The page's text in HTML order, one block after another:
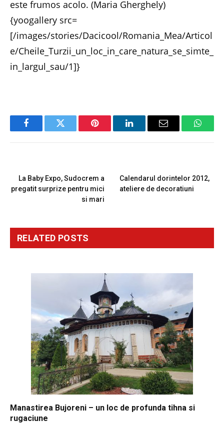
este frumos acolo. (Maria Gherghely)
{yoogallery src=
[/images/stories/Dacicool/Romania_Mea/Articol
e/Cheile_Turzii_un_loc_in_care_natura_se_simte_
in_largul_sau/1]}
FacebookTwitter Pinterest LinkedInEmail
La Baby Expo, Sudocrem a
pregatit surprize pentru mici
si mari
Calendarul dorintelor 2012,
ateliere de decoratiuni
RELATED POSTS
Manastirea Bujoreni – un loc de profunda tihna si
rugaciune